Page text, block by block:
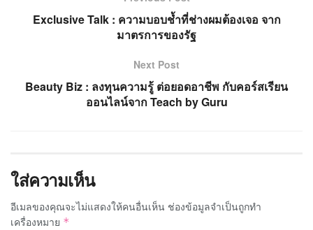
Exclusive Talk : ความบอบช้ำที่ช่างผมต้องเจอ จาก
มาตรการของรัฐ
Next Post
Beauty Biz : ลงทุนความรู้ ต่อยอดอาชีพ กับคอร์สเรียน
ออนไลน์จาก Teach by Guru
ใส่ความเห็น
อีเมลของคุณจะไม่แสดงให้คนอื่นเห็น ช่องข้อมูลจำเป็นถูกทำ
เครื่องหมาย *